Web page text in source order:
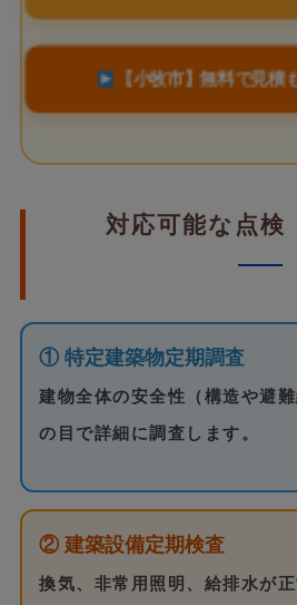
【小牧市】無料で見積
対応可能な点検
① 特定建築物定期調査
建物全体の安全性（構造や避
の目で詳細に調査します。
② 建築設備定期検査
換気、非常用照明、給排水が